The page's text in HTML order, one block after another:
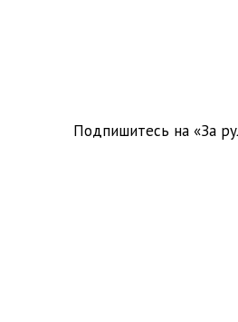
Подпишитесь на «За